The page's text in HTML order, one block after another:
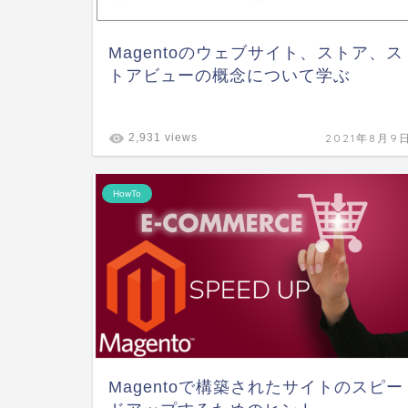
Magentoのウェブサイト、ストア、ス
トアビューの概念について学ぶ
2,931 views 2021年8月9
HowTo
Magentoで構築されたサイトのスピー